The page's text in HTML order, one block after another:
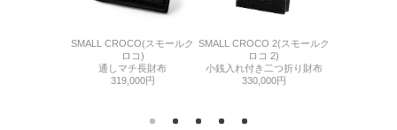
SMALL CROCO(スモールク
ロコ)
通しマチ長財布
319,000円
SMALL CROCO 2(スモールク
ロコ 2)
小銭入れ付き二つ折り財布
330,000円